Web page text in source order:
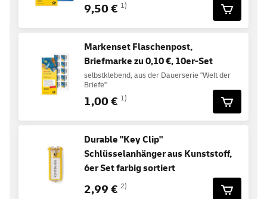
9,50 € 1)
Markenset Flaschenpost,
Briefmarke zu 0,10 €, 10er-Set
selbstklebend, aus der Dauerserie "Welt der
Briefe"
1,00 € 1)
Durable "Key Clip"
Schlüsselanhänger aus Kunststoff,
6er Set farbig sortiert
2,99 € 2)